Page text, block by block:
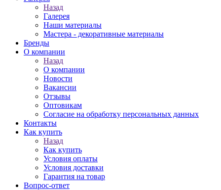
Назад
Галерея
Наши материалы
Мастера - декоративные материалы
Бренды
О компании
Назад
О компании
Новости
Вакансии
Отзывы
Оптовикам
Cогласие на обработку персональных данных
Контакты
Как купить
Назад
Как купить
Условия оплаты
Условия доставки
Гарантия на товар
Вопрос-ответ